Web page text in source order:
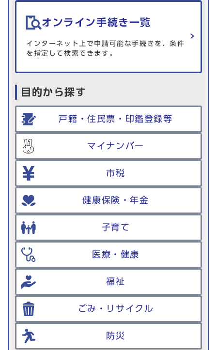
オンライン手続き一覧
インターネット上で申請可能な手続きを、条件
を指定して検索できます。
目的から探す
戸籍・住民票・印鑑登録等
マイナンバー
市税
健康保険・年金
子育て
医療・健康
福祉
ごみ・リサイクル
防災